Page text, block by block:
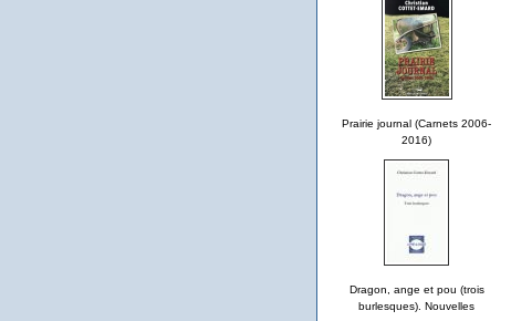
Prairie journal (Carnets 2006-
2016)
Dragon, ange et pou (trois
burlesques). Nouvelles